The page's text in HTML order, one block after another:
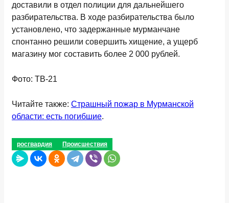
доставили в отдел полиции для дальнейшего
разбирательства. В ходе разбирательства было
установлено, что задержанные мурманчане
спонтанно решили совершить хищение, а ущерб
магазину мог составить более 2 000 рублей.
Фото: ТВ-21
Читайте также: Страшный пожар в Мурманской
области: есть погибшие.
росгвардия Происшествия